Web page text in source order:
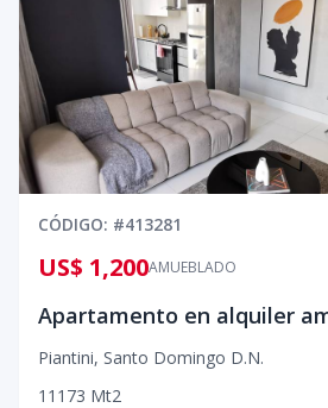
CÓDIGO: #413281
AMUEBLADO
US$ 1,200
Piantini, Santo Domingo D.N.
1 1 1 73 Mt2